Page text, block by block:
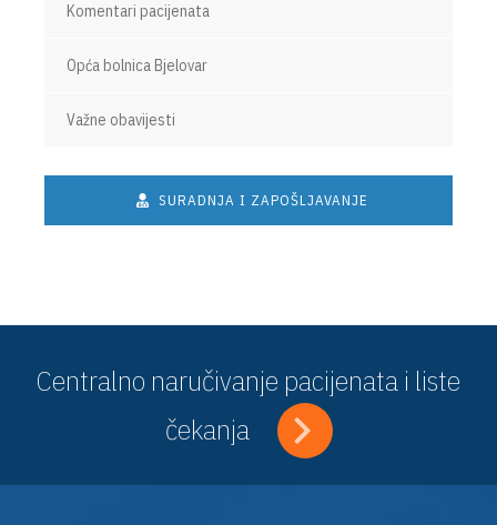
Komentari pacijenata
Opća bolnica Bjelovar
Važne obavijesti
SURADNJA I ZAPOŠLJAVANJE
Centralno naručivanje pacijenata i liste
čekanja